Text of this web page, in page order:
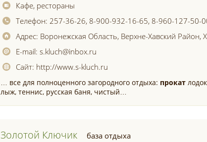
Кафе, рестораны
Телефон:257-36-26, 8-900-932-16-65, 8-960-127-50-
Адрес: Воронежская Область, Верхне-Хавский Район,
E-mail:s.kluch@inbox.ru
Сайт: http://www.s-kluch.ru
… все для полноценного загородного отдыха: прокат
лыж, теннис, русская баня, чистый…
Золотой Ключик
база отдыха